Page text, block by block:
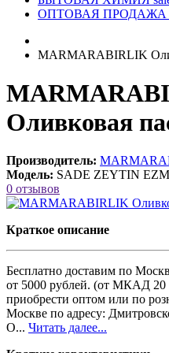
ОПТОВАЯ ПРОДАЖА
MARMARABIRLIK
Оливковая
Производитель:
Модель: SADE ZEYTIN
0 отзывов
Краткое описание
Бесплатно доставим по
от 5000 рублей. (от МКАД
приобрести оптом или по
Москве по адресу:
О... Читать далее...